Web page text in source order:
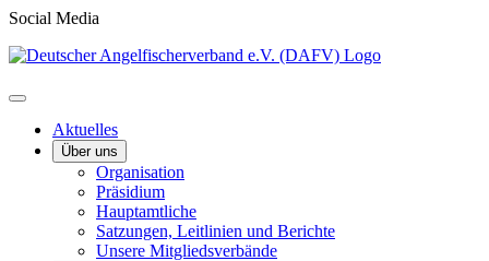
Social Media
Aktuelles
Über uns
Organisation
Präsidium
Hauptamtliche
Satzungen, Leitlinien und Berichte
Unsere Mitgliedsverbände